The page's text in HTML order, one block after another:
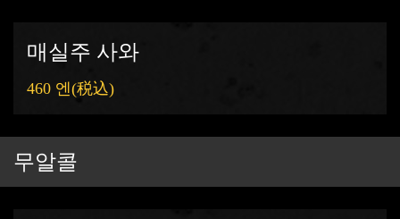
매실주 사와
460 엔(税込)
무알콜